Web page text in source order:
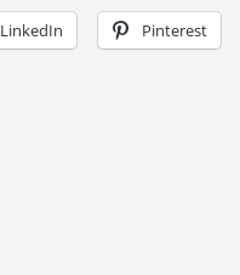
LinkedIn Pinterest